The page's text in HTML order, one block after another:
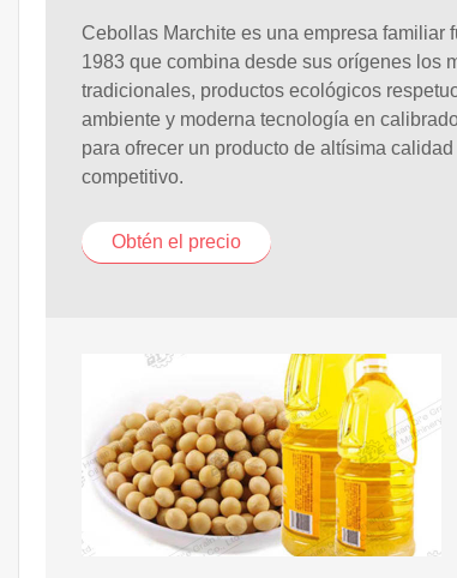
Cebollas Marchite es una empresa familiar
1983 que combina desde sus orígenes los
tradicionales, productos ecológicos
ambiente y moderna tecnología en
para ofrecer un producto de altísima
competitivo.
Obtén el precio